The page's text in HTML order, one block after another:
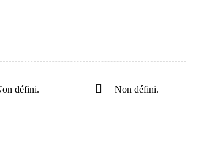
défini. Non défini.